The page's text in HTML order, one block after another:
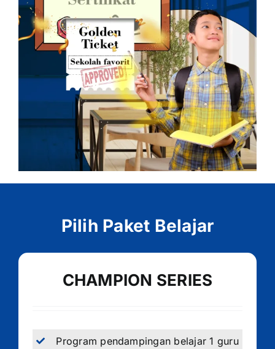
Pilih Paket Belajar
CHAMPION SERIES
Program pendampingan belajar 1 guru